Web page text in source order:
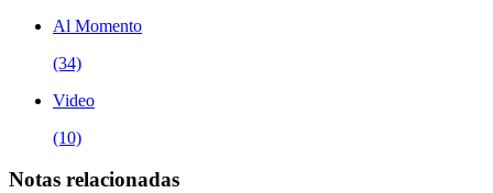
Al Momento
(34)
Video
(10)
Notas relacionadas